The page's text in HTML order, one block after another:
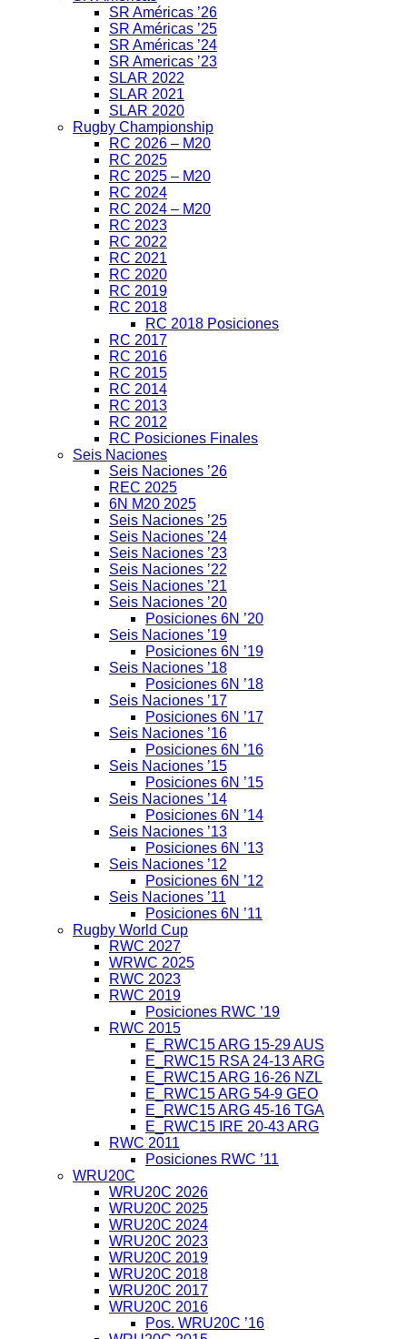
SR Américas ’26
SR Américas ’25
SR Américas ’24
SR Americas ’23
SLAR 2022
SLAR 2021
SLAR 2020
Rugby Championship
RC 2026 – M20
RC 2025
RC 2025 – M20
RC 2024
RC 2024 – M20
RC 2023
RC 2022
RC 2021
RC 2020
RC 2019
RC 2018
RC 2018 Posiciones
RC 2017
RC 2016
RC 2015
RC 2014
RC 2013
RC 2012
RC Posiciones Finales
Seis Naciones
Seis Naciones ’26
REC 2025
6N M20 2025
Seis Naciones ’25
Seis Naciones ’24
Seis Naciones ’23
Seis Naciones ’22
Seis Naciones ’21
Seis Naciones ’20
Posiciones 6N ’20
Seis Naciones ’19
Posiciones 6N ’19
Seis Naciones ’18
Posiciones 6N ’18
Seis Naciones ’17
Posiciones 6N ’17
Seis Naciones ’16
Posiciones 6N ’16
Seis Naciones ’15
Posiciones 6N ’15
Seis Naciones ’14
Posiciones 6N ’14
Seis Naciones ’13
Posiciones 6N ’13
Seis Naciones ’12
Posiciones 6N ’12
Seis Naciones ’11
Posiciones 6N ’11
Rugby World Cup
RWC 2027
WRWC 2025
RWC 2023
RWC 2019
Posiciones RWC ’19
RWC 2015
E_RWC15 ARG 15-29 AUS
E_RWC15 RSA 24-13 ARG
E_RWC15 ARG 16-26 NZL
E_RWC15 ARG 54-9 GEO
E_RWC15 ARG 45-16 TGA
E_RWC15 IRE 20-43 ARG
RWC 2011
Posiciones RWC ’11
WRU20C
WRU20C 2026
WRU20C 2025
WRU20C 2024
WRU20C 2023
WRU20C 2019
WRU20C 2018
WRU20C 2017
WRU20C 2016
Pos. WRU20C ’16